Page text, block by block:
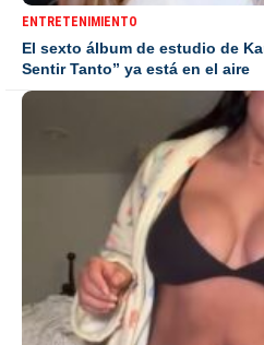
ENTRETENIMIENTO
El sexto álbum de estudio de
Sentir Tanto” ya está en el aire